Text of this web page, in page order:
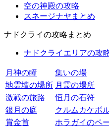
空の神殿の攻略
スネージナヤまとめ
ナドクライの攻略まとめ
ナドクライエリアの攻
月神の瞳
集いの場
地霊壇の場所 月霊の場所
激戦の旅路
恒月の石符
銀月の庭
クルムカケボ
賞金首
ホラガイのペ